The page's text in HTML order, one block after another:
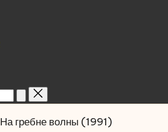
На гребне волны (1991)